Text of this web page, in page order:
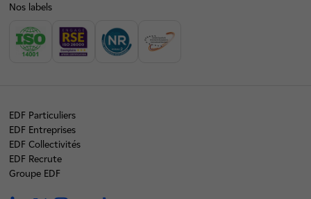
Nos labels
EDF Particuliers
EDF Entreprises
EDF Collectivités
EDF Recrute
Groupe EDF